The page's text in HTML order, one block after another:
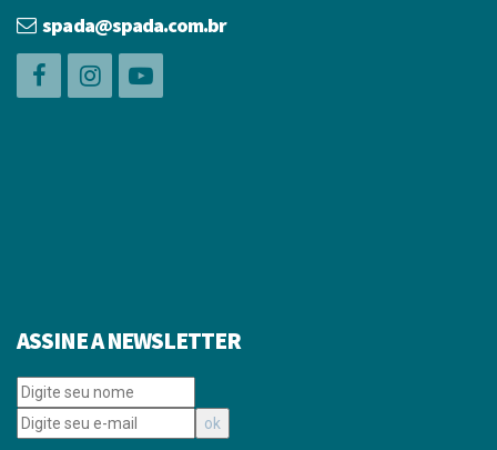
spada@spada.com.br
ASSINE A NEWSLETTER